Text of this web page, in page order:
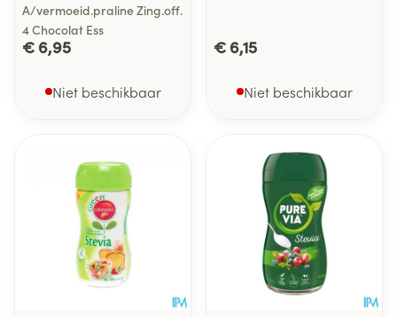
A/vermoeid.praline Zing.off.
4 Chocolat Ess
€ 6,95
Niet beschikbaar
€ 6,15
Niet beschikbaar